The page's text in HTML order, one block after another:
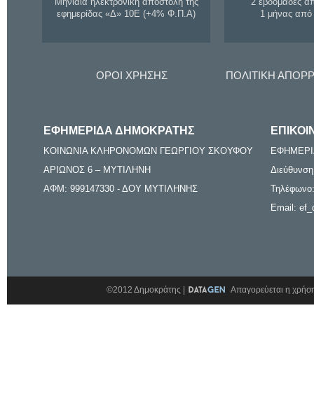
εφημερίδας «Δ» 10Ε (+4% Φ.Π.Α)
1 μήνας
ΟΡΟΙ ΧΡΗΣΗΣ ΠΟΛΙΤΙΚΗ
ΕΦΗΜΕΡΙΔΑ ΔΗΜΟΚΡΑΤΗΣ
ΚΟΙΝΩΝΙΑ ΚΛΗΡΟΝΟΜΩΝ ΓΕΩΡΓΙΟΥ ΣΚΟΥΦΟΥ
ΑΡΙΩΝΟΣ 6 – ΜΥΤΙΛΗΝΗ
ΑΦΜ: 999147330 - ΔΟΥ ΜΥΤΙΛΗΝΗΣ
Email:
©2012 Δημοκράτης | Απαγορεύεται η